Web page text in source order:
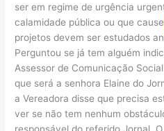
ser em regime de urgência
calamidade pública ou que
projetos devem ser estudados
Perguntou se já tem alguém
Assessor de Comunicação
que será a senhora Elaine do
a Vereadora disse que precisa
ver se não tem nenhum
responsável do referido Jornal.